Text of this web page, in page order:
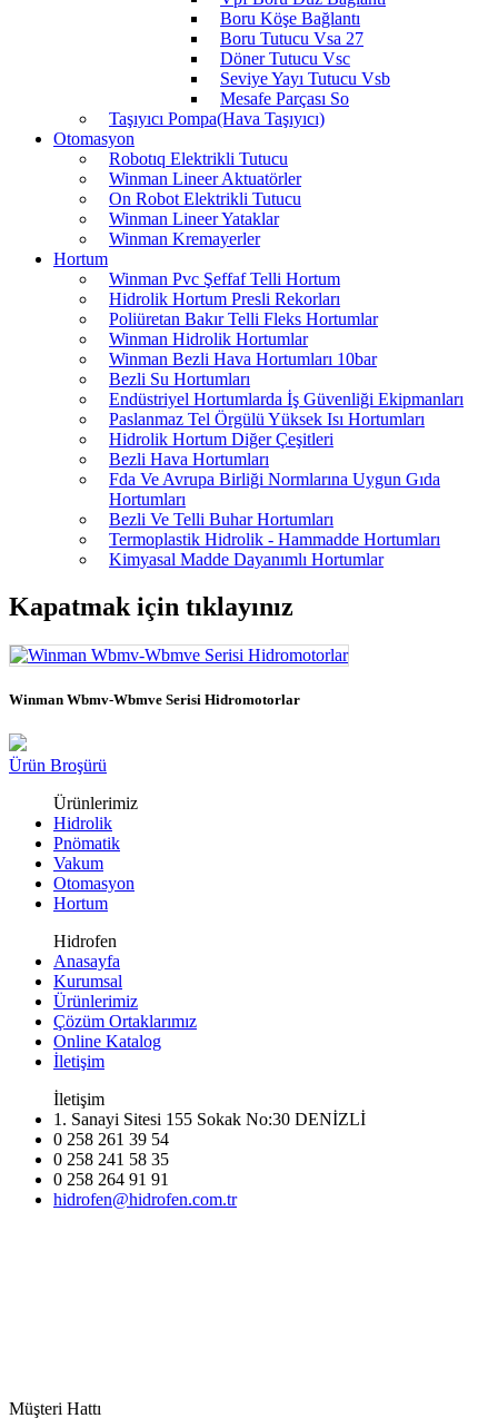
Boru Köşe Bağlantı
Boru Tutucu Vsa 27
Döner Tutucu Vsc
Seviye Yayı Tutucu Vsb
Mesafe Parçası So
Taşıyıcı Pompa(Hava Taşıyıcı)
Otomasyon
Robotıq Elektrikli Tutucu
Winman Lineer Aktuatörler
On Robot Elektrikli Tutucu
Winman Lineer Yataklar
Winman Kremayerler
Hortum
Winman Pvc Şeffaf Telli Hortum
Hidrolik Hortum Presli Rekorları
Poliüretan Bakır Telli Fleks Hortumlar
Winman Hidrolik Hortumlar
Winman Bezli Hava Hortumları 10bar
Bezli Su Hortumları
Endüstriyel Hortumlarda İş Güvenliği Ekipmanları
Paslanmaz Tel Örgülü Yüksek Isı Hortumları
Hidrolik Hortum Diğer Çeşitleri
Bezli Hava Hortumları
Fda Ve Avrupa Birliği Normlarına Uygun Gıda
Hortumları
Bezli Ve Telli Buhar Hortumları
Termoplastik Hidrolik - Hammadde Hortumları
Kimyasal Madde Dayanımlı Hortumlar
Kapatmak için tıklayınız
Winman Wbmv-Wbmve Serisi Hidromotorlar
Ürün Broşürü
Ürünlerimiz
Hidrolik
Pnömatik
Vakum
Otomasyon
Hortum
Hidrofen
Anasayfa
Kurumsal
Ürünlerimiz
Çözüm Ortaklarımız
Online Katalog
İletişim
İletişim
1. Sanayi Sitesi 155 Sokak No:30 DENİZLİ
0 258 261 39 54
0 258 241 58 35
0 258 264 91 91
hidrofen@hidrofen.com.tr
Müşteri Hattı